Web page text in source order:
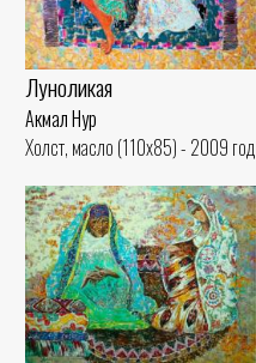
Луноликая
Акмал Нур
Холст, масло (110x85) - 2009 год